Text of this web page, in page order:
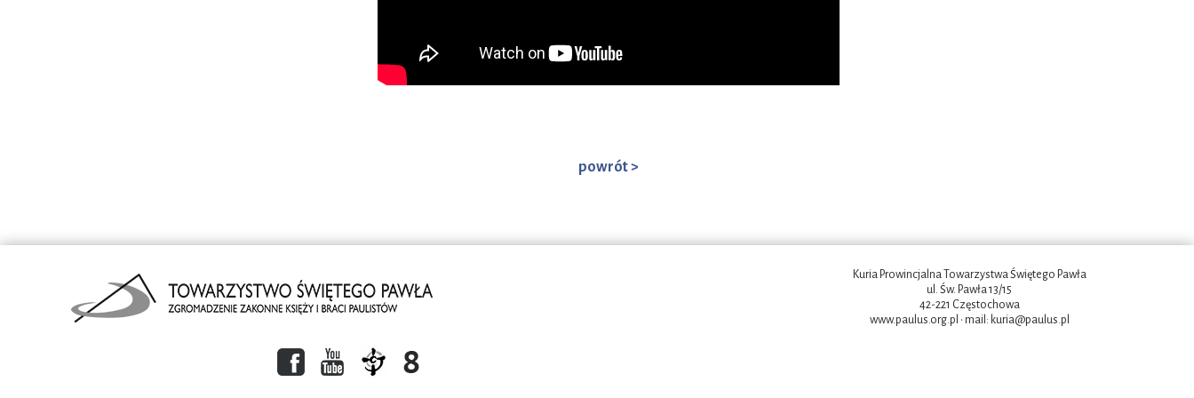
powrót >
Kuria Prowincjalna Towarzystwa Świętego Pawła
ul. Św. Pawła 13/15
42-221 Częstochowa
www.paulus.org.pl • mail: kuria@paulus.pl